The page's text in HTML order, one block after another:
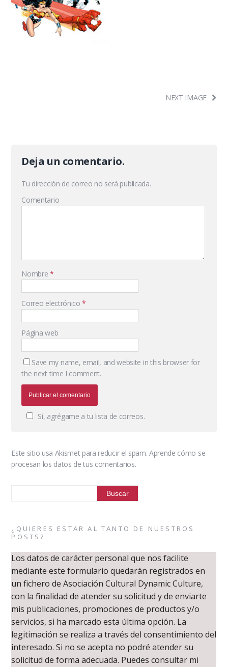
NEXT IMAGE
Deja un comentario.
Tu dirección de correo no será publicada.
Comentario
Nombre*
Correo electrónico*
Página web
Save my name, email, and website in this browser for
the next time I comment.
Sí, agrégame a tu lista de correos.
Este sitio usa Akismet para reducir el spam.Aprende cómo se
procesan los datos de tus comentarios.
¿QUIERES ESTAR AL TANTO DE NUESTROS
POSTS?